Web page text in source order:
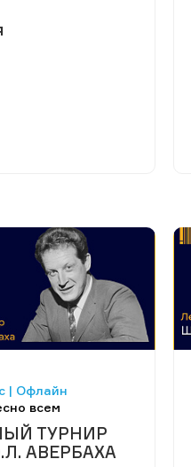
| Офлайн
всем
ТУРНИР
АВЕРБАХА